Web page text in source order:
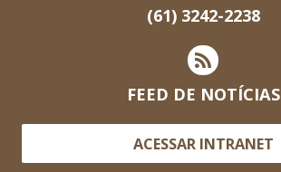
(61) 3242-2238
FEED DE NOTÍCIAS
ACESSAR INTRANET